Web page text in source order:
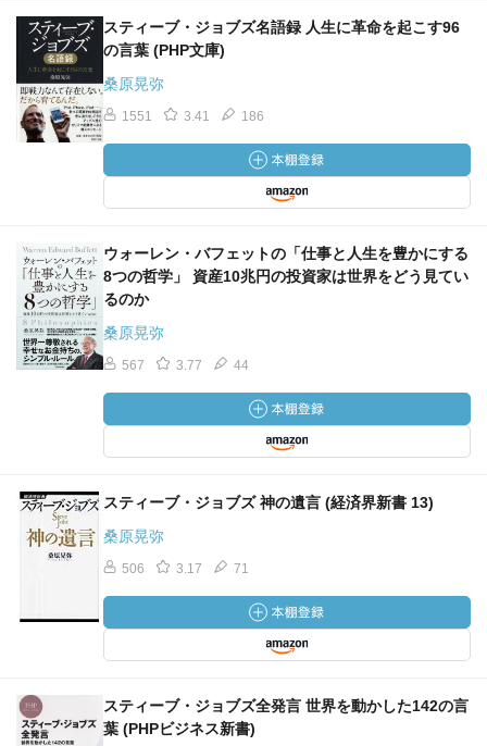
スティーブ・ジョブズ名語録 人生に革命を起こす96
の言葉 (PHP文庫)
桑原晃弥
1551 3.41 186
ウォーレン・バフェットの「仕事と人生を豊かにする
8つの哲学」 資産10兆円の投資家は世界をどう見てい
るのか
桑原晃弥
567 3.77 44
スティーブ・ジョブズ 神の遺言 (経済界新書 13)
桑原晃弥
506 3.17 71
スティーブ・ジョブズ全発言 世界を動かした142の言
葉 (PHPビジネス新書)